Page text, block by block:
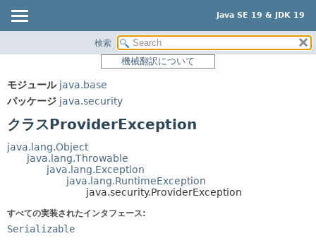
Java SE 19 & JDK 19
パッケージ
使用
ツリー
プレビュー
非推奨
サマリー:
ネスト済
メソッド
フィールド
コンストラクタ
検索
機械翻訳について
モジュール java.base
パッケージ java.security
クラスProviderException
java.lang.Object
java.lang.Throwable
java.lang.Exception
java.lang.RuntimeException
java.security.ProviderException
すべての実装されたインタフェース:
Serializable